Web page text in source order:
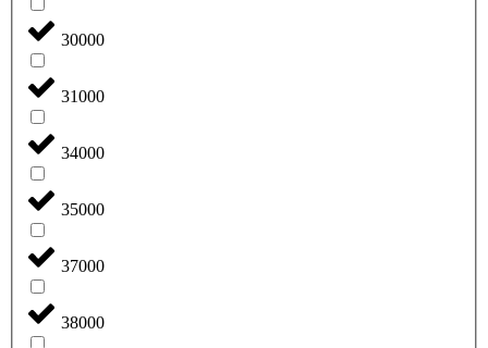
30000
31000
34000
35000
37000
38000